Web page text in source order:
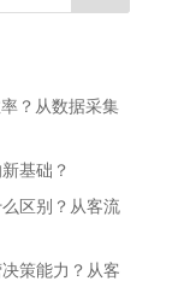
？从数据采集
基础？
区别？从客流
策能力？从客